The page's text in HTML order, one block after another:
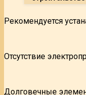
Рекомендуется
Отсутствие
Долговечные